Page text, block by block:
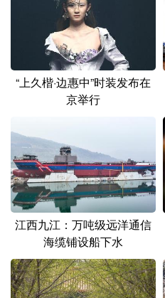
广东 广西
四川 贵州
新疆
多语种频道
English Español
Русский язык
Deutsch Português
“上久楷·边惠中”时装发布在
京举行
江西九江：万吨级远洋通信
海缆铺设船下水